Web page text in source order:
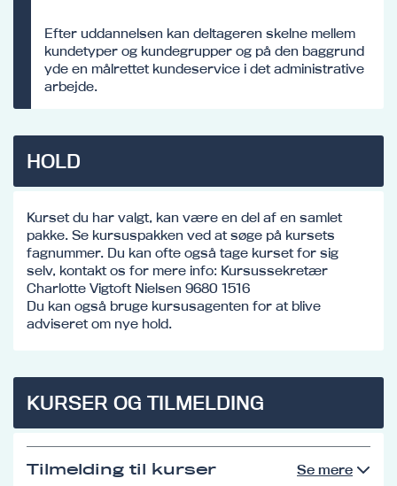
Efter uddannelsen kan deltageren skelne mellem
kundetyper og kundegrupper og på den baggrund
yde en målrettet kundeservice i det administrative
arbejde.
HOLD
Kurset du har valgt, kan være en del af en samlet
pakke. Se kursuspakken ved at søge på kursets
fagnummer. Du kan ofte også tage kurset for sig
selv, kontakt os for mere info: Kursussekretær
Charlotte Vigtoft Nielsen 9680 1516
Du kan også bruge kursusagenten for at blive
adviseret om nye hold.
KURSER OG TILMELDING
Tilmelding til kurser Se mere